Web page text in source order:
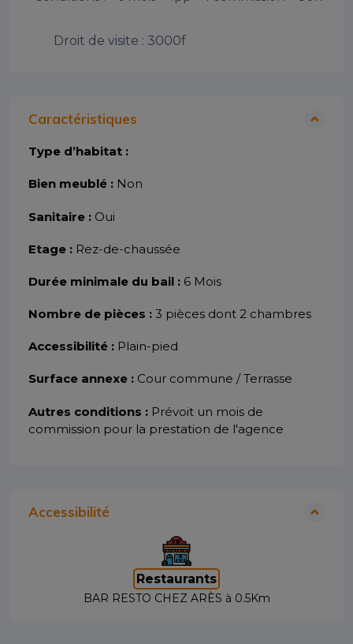
        Droit de visite : 3000f
Caractéristiques
Type d’habitat :
Bien meublé : Non
Sanitaire : Oui
Etage : Rez-de-chaussée
Durée minimale du bail : 6 Mois
Nombre de pièces : 3 pièces dont 2 chambres
Accessibilité : Plain-pied
Surface annexe : Cour commune / Terrasse
Autres conditions : Prévoit un mois de
commission pour la prestation de l'agence
Accessibilité
Restaurants
BAR RESTO CHEZ ARÈS à 0.5Km